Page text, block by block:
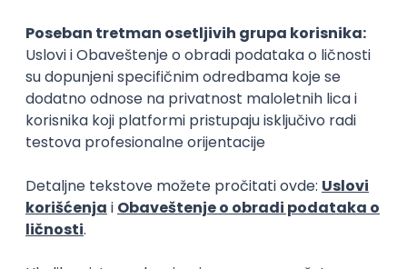
Okupljamo IT zajednicu, podižemo
transparentnost domaćeg IT tržišta rada i
efikasno spajamo kandidate i poslodavce.